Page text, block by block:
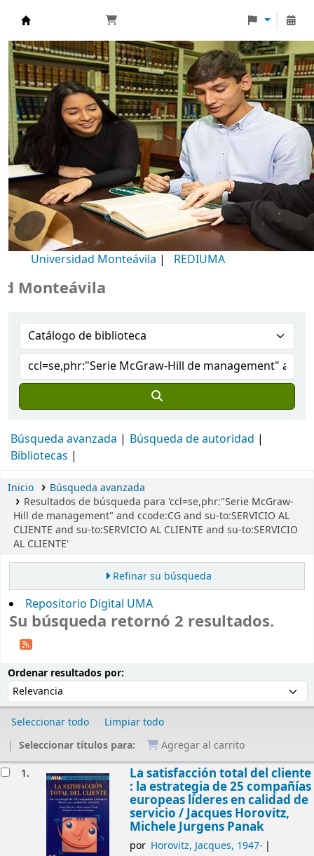
Biblioteca Universidad Monteávila
Universidad Monteávila | REDIUMA
Búsqueda avanzada
Búsqueda de autoridad
Bibliotecas
Inicio
Búsqueda avanzada
Resultados de búsqueda para 'ccl=se,phr:"Serie McGraw-
Hill de management" and ccode:CG and su-to:SERVICIO AL
CLIENTE and su-to:SERVICIO AL CLIENTE and su-to:SERVICIO
AL CLIENTE'
Refinar su búsqueda
Repositorio Digital UMA
Su búsqueda retornó 2 resultados.
Ordenar resultados por:
Seleccionar todo
Limpiar todo
Seleccionar títulos para:
Agregar al carrito
1. La satisfacción total del cliente
: la estrategia de 25 compañías
europeas líderes en calidad de
servicio /Jacques Horovitz,
Michele Jurgens Panak
por Horovitz, Jacques, 1947-